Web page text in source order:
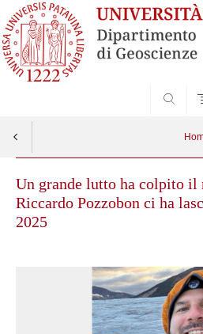
Un grande lutto ha colpito il
Riccardo Pozzobon ci ha
2025